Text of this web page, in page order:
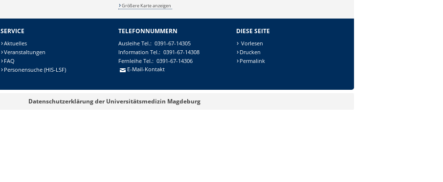
Größere Karte anzeigen
SERVICE
Aktuelles
Veranstaltungen
FAQ
Personensuche (HIS-LSF)
TELEFONNUMMERN
Ausleihe Tel.: 0391-67-14305
Information Tel.: 0391-67-14308
Fernleihe Tel.: 0391-67-14306
E-Mail-Kontakt
DIESE SEITE
Vorlesen
Drucken
Permalink
Datenschutzerklärung der Universitätsmedizin Magdeburg